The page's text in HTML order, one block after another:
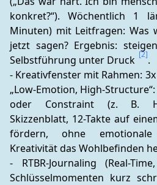
konkret?“). Wöchentlich 1
Minuten) mit Leitfragen: Was
jetzt sagen? Ergebnis:
Selbstführung unter Druck [2].
- Kreativfenster mit Rahmen:
„Low-Emotion, High-
oder Constraint (z. B.
Skizzenblatt, 12-Takte auf
fördern, ohne
Kreativität das Wohlbefinden
- RTBR-Journaling (Real-
Schlüsselmomenten kurz